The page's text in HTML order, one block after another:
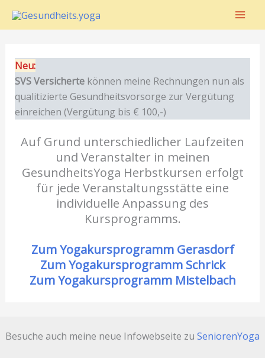
Inhalt
Neu:
SVS Versichertekönnen meine Rechnungen nun als
qualitizierte Gesundheitsvorsorge zur Vergütung
einreichen (Vergütung bis € 100,-)
Auf Grund unterschiedlicher Laufzeiten
und Veranstalter in meinen
GesundheitsYoga Herbstkursen erfolgt
für jede Veranstaltungsstätte eine
individuelle Anpassung des
Kursprogramms.
Zum Yogakursprogramm Gerasdorf
Zum Yogakursprogramm Schrick
Zum Yogakursprogramm Mistelbach
Besuche auch meine neue Infowebseite zu SeniorenYoga